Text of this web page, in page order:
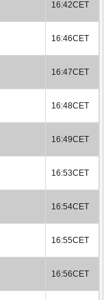
16:42CET
16:46CET
16:47CET
16:48CET
16:49CET
16:53CET
16:54CET
16:55CET
16:56CET